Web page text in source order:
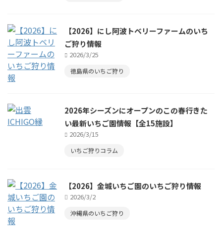
【2026】にし阿波トベリーファームのいち
ご狩り情報
2026/3/25
徳島県のいちご狩り
2026年シーズンにオープンのこの春行きた
い最新いちご園情報【全15施設】
2026/3/15
いちご狩りコラム
【2026】金城いちご園のいちご狩り情報
2026/3/2
沖縄県のいちご狩り